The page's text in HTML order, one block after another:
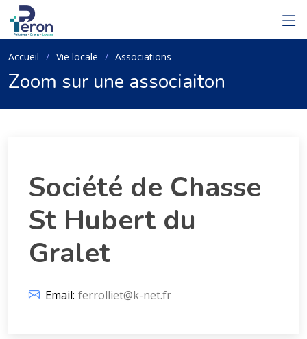
Accueil Vie locale Associations
Zoom sur une associaiton
Société de Chasse
St Hubert du
Gralet
Email: ferrolliet@k-net.fr